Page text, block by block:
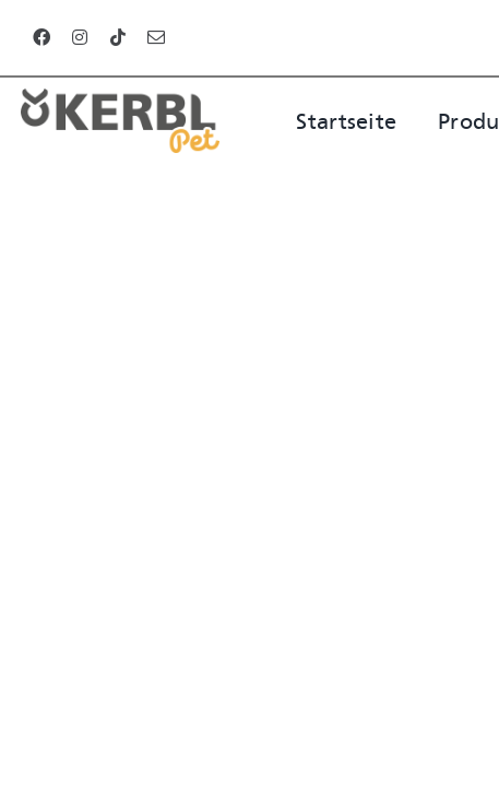
Inhalt
springen
Startseite